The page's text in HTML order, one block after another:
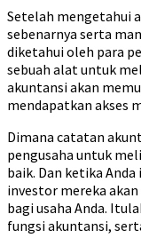
Setelah mengetahui
sebenarnya serta
diketahui oleh para
sebuah alat untuk
akuntansi akan
mendapatkan akses
Dimana catatan
pengusaha untuk
baik. Dan ketika
investor mereka
bagi usaha Anda.
fungsi akuntansi,